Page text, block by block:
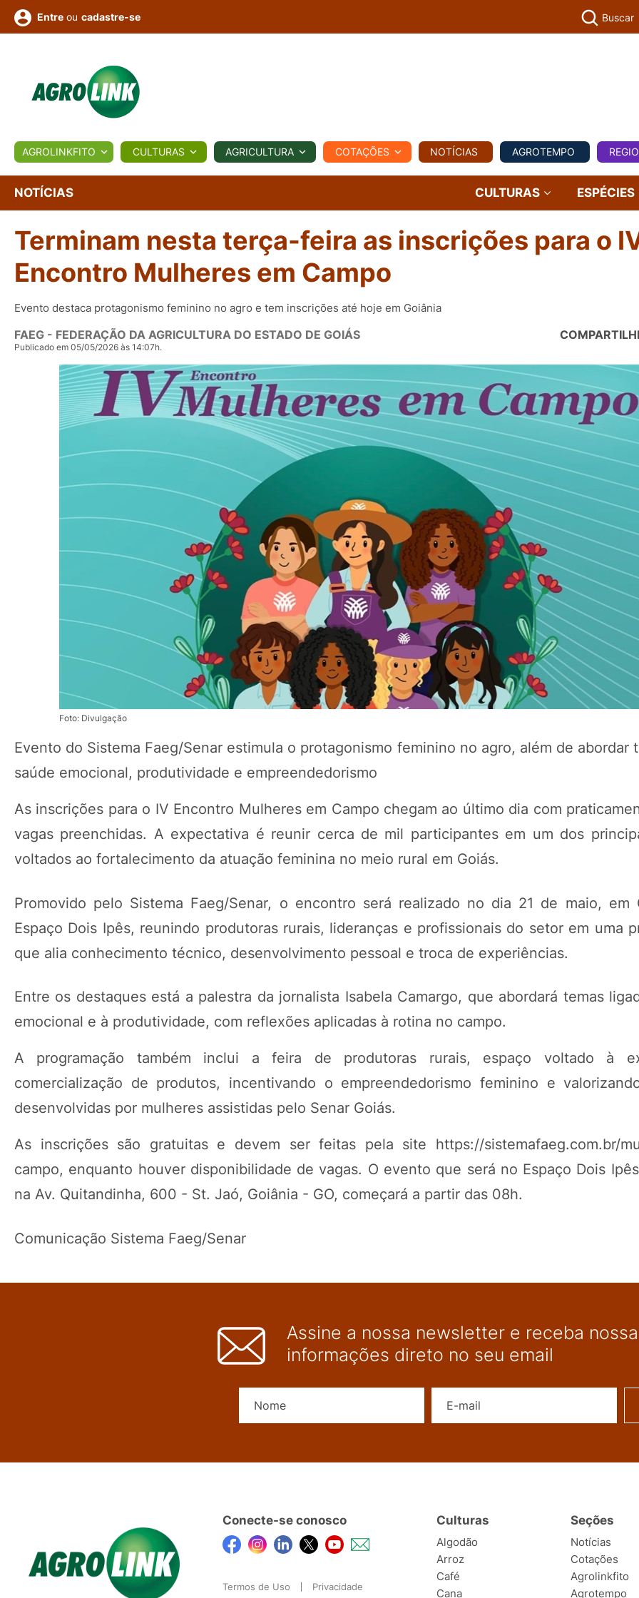
BIOLÓGICOS COTAÇÕES NOTÍCIAS AGROTEMPO REGIONAL COMERCIAL AGROVIAGENS
Conversor Colunistas Eventos
Fotos
e
Vídeos
Entre ou cadastre-se Buscar
AGROLINKFITO CULTURAS AGRICULTURA COTAÇÕES NOTÍCIAS AGROTEMPO
NOTÍCIAS CULTURAS ESPÉCIES
Terminam nesta terça-feira as inscrições para o
Encontro Mulheres em Campo
Evento destaca protagonismo feminino no agro e tem inscrições até hoje em Goiânia
FAEG - FEDERAÇÃO DA AGRICULTURA DO ESTADO DE GOIÁS
Publicado em 05/05/2026 às 14:07h.
Foto: Divulgação
Evento do Sistema Faeg/Senar estimula o protagonismo feminino no agro, além de abordar
saúde emocional, produtividade e empreendedorismo
As inscrições para o IV Encontro Mulheres em Campo chegam ao último dia com
vagas preenchidas. A expectativa é reunir cerca de mil participantes em um dos
voltados ao fortalecimento da atuação feminina no meio rural em Goiás.
Promovido pelo Sistema Faeg/Senar, o encontro será realizado no dia 21 de maio, em
Espaço Dois Ipês, reunindo produtoras rurais, lideranças e profissionais do setor em uma
que alia conhecimento técnico, desenvolvimento pessoal e troca de experiências.
Entre os destaques está a palestra da jornalista Isabela Camargo, que abordará temas
emocional e à produtividade, com reflexões aplicadas à rotina no campo.
A programação também inclui a feira de produtoras rurais, espaço voltado à
comercialização de produtos, incentivando o empreendedorismo feminino e
desenvolvidas por mulheres assistidas pelo Senar Goiás.
As inscrições são gratuitas e devem ser feitas pela site https://sistemafaeg.com.br/
campo, enquanto houver disponibilidade de vagas. O evento que será no Espaço Dois
na Av. Quitandinha, 600 - St. Jaó, Goiânia - GO, começará a partir das 08h.
Comunicação Sistema Faeg/Senar
POTOSÍ
Assine a nossa newsletter e receba
informações direto no seu email
Conecte-se conosco
Termos de Uso Privacidade
Culturas
Algodão
Arroz
Café
Cana
Seções
Notícias
Cotações
Agrolinkfito
Agrotempo